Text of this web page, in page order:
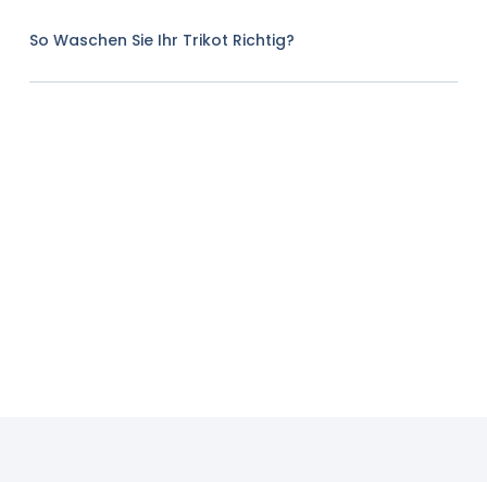
So Waschen Sie Ihr Trikot Richtig?